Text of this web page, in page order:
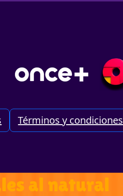
Términos y condiciones
al natural